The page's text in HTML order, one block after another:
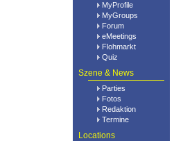
MyProfile
MyGroups
Forum
eMeetings
Flohmarkt
Quiz
Szene & News
Parties
Fotos
Redaktion
Termine
Locations